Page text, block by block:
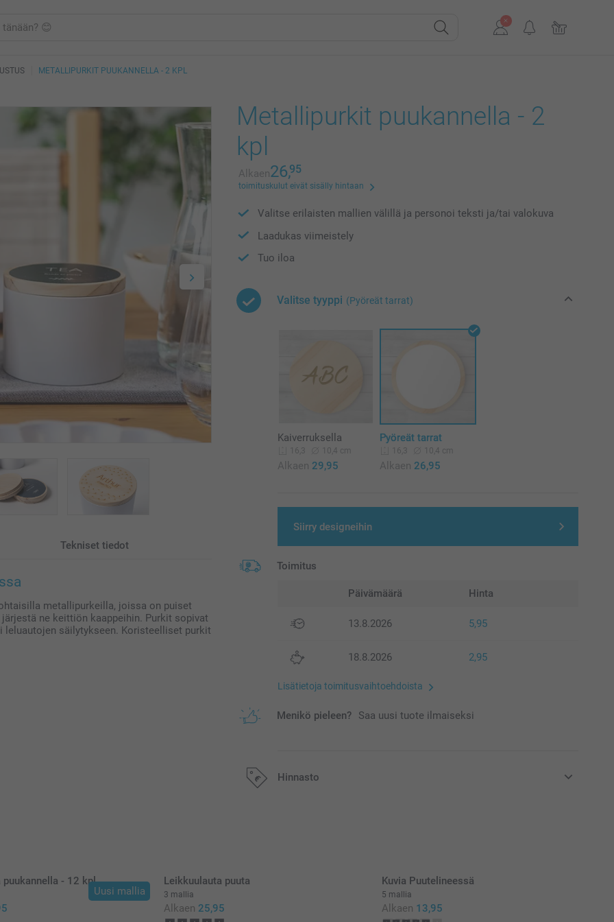
METALLIPURKIT PUUKANNELLA - 2 KPL
Tekniset tiedot
metallipurkeilla, joissa on puiset
ne keittiön kaappeihin. Purkit sopivat
leluautojen säilytykseen. Koristeelliset purkit
Metallipurkit puukannella - 2
kpl
Alkaen26,95
toimituskulut eivät sisälly hintaan
Valitse erilaisten mallien välillä ja personoi teksti ja/tai valokuva
Laadukas viimeistely
Tuo iloa
Valitse tyyppi (Pyöreät tarrat)
Kaiverruksella
16,3 10,4 cm
Alkaen 29,95
Pyöreät tarrat
16,3 10,4 cm
Alkaen 26,95
Siirry designeihin
Toimitus
Päivämäärä Hinta
13.8.2026 5,95
18.8.2026 2,95
Lisätietoja toimitusvaihtoehdoista
Menikö pieleen? Saa uusi tuote ilmaiseksi
Hinnasto
Uusi mallia
- 12 kpl Leikkuulauta puuta
3 mallia
Alkaen 25,95
Kuvia Puutelineessä
5 mallia
Alkaen 13,95